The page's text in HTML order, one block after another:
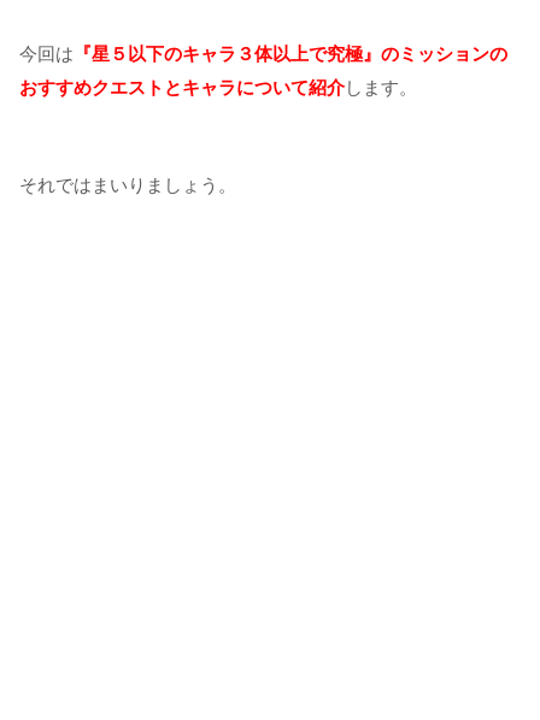
今回は 『星５以下のキャラ３体以上で究極』のミッションの
おすすめクエストとキャラについて紹介します。
それではまいりましょう。